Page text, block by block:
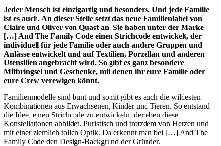
Jeder Mensch ist einzigartig und besonders. Und jede Familie
ist es auch. An dieser Stelle setzt das neue Familienlabel von
Claire und Oliver von Quast an. Sie haben unter der Marke
[…] And The Family Code einen Strichcode entwickelt, der
individuell für jede Familie oder auch andere Gruppen und
Anlässe entwickelt und auf Textilien, Porzellan und anderen
Utensilien angebracht wird. So gibt es ganz besondere
Mitbringsel und Geschenke, mit denen ihr eure Familie oder
eure Crew verewigen könnt.
Familienmodelle sind bunt und somit gibt es auch die wildesten
Kombinationen aus Erwachsenen, Kinder und Tieren. So entstand
die Idee, einen Strichcode zu entwickeln, der eben diese
Konstellationen abbildet. Puristisch und trotzdem von Herzen und
mit einer ziemlich tollen Optik. Da erkennt man bei […] And The
Family Code den Design-Backgrund der Gründer.